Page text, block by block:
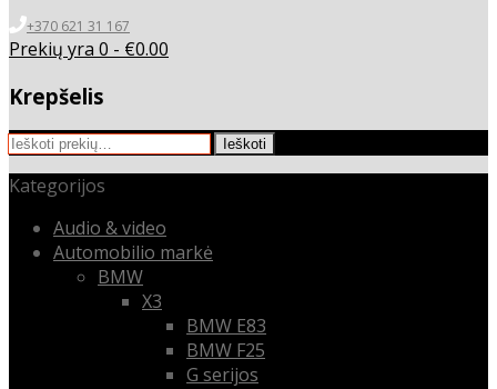
+370 621 31 167
Prekių yra 0 - €0.00
Krepšelis
Ieškoti: Ieškoti
Kategorijos
Audio & video
Automobilio markė
BMW
X3
BMW E83
BMW F25
G serijos